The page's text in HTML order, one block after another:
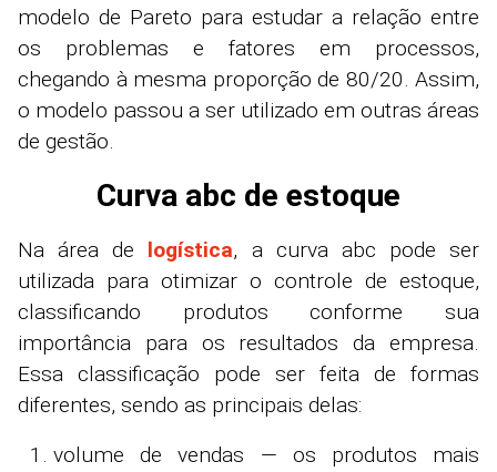
modelo de Pareto para estudar a relação entre
os problemas e fatores em processos,
chegando à mesma proporção de 80/20. Assim,
o modelo passou a ser utilizado em outras áreas
de gestão.
Curva abc de estoque
Na área de logística, a curva abc pode ser
utilizada para otimizar o controle de estoque,
classificando produtos conforme sua
importância para os resultados da empresa.
Essa classificação pode ser feita de formas
diferentes, sendo as principais delas:
volume de vendas — os produtos mais